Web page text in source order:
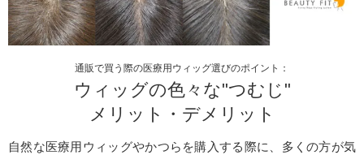
通販で買う際の医療用ウィッグ選びのポイント：
ウィッグの色々な"つむじ"
メリット・デメリット
自然な医療用ウィッグやかつらを購入する際に、多くの方が気